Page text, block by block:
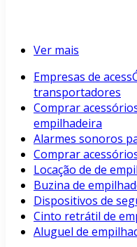
Ver mais
Empresas de
transportadores
Comprar
empilhadeira
Alarmes sonoros
Comprar
Locação de de
Buzina de
Dispositivos de
Cinto retrátil de
Aluguel de